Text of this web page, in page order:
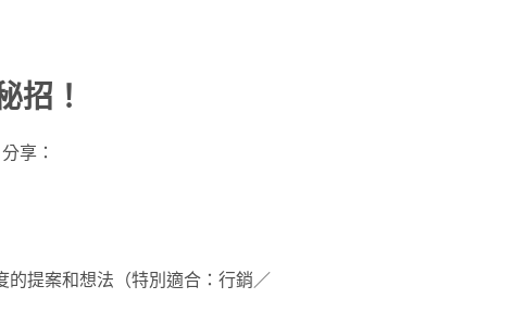
招！
享：
的提案和想法（特別適合：行銷／